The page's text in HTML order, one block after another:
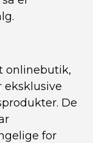
onlinebutik,
De
for